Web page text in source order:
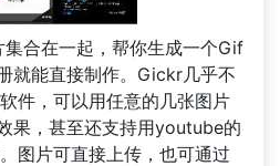
合在一起，帮你生成一个Gif
就能直接制作。Gickr几乎不
件，可以用任意的几张图片
果，甚至还支持用youtube的
图片可直接上传，也可通过